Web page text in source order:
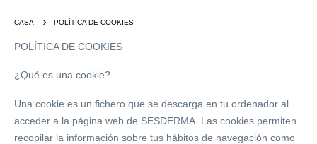
CASA POLÍTICA DE COOKIES
POLÍTICA DE COOKIES
¿Qué es una cookie?
Una cookie es un fichero que se descarga en tu ordenador al
acceder a la página web de SESDERMA. Las cookies permiten
recopilar la información sobre tus hábitos de navegación como